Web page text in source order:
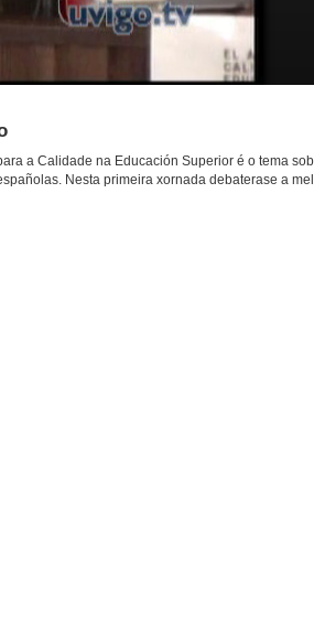
a Calidade na Educación Superior é o tema
Nesta primeira xornada debaterase a